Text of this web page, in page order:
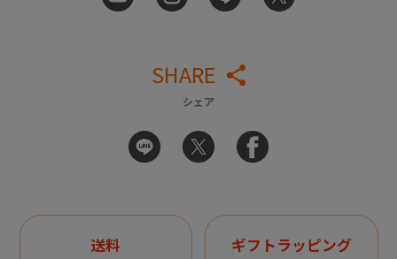
SHARE
シェア
送料 ギフトラッピング